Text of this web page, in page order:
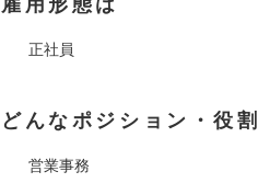
正社員
どんなポジション・役
営業事務